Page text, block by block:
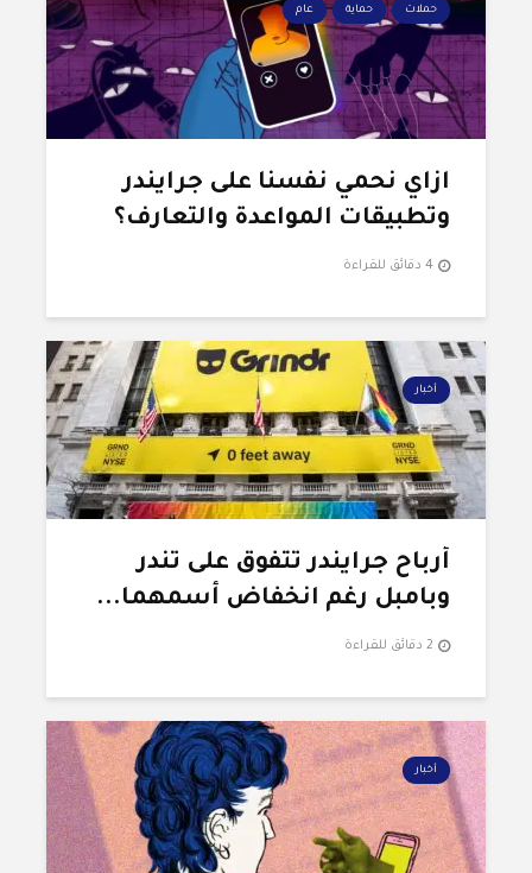
حملات حماية عام
ازاي نحمي نفسنا على جرايندر
وتطبيقات المواعدة والتعارف؟
4 دقائق للقراءة
أخبار
أرباح جرايندر تتفوق على تندر
وبامبل رغم انخفاض أسمهما...
2 دقائق للقراءة
أخبار